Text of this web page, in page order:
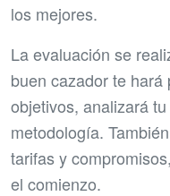
los mejores.
La evaluación se
buen cazador te
objetivos, analizará
metodología.
tarifas y
el comienzo.